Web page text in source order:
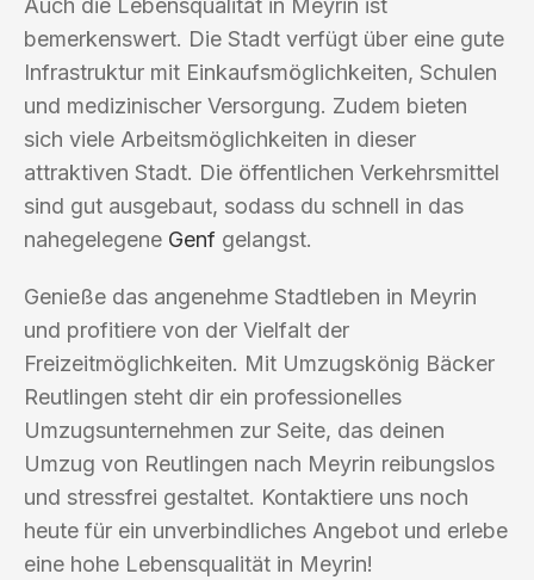
Auch die Lebensqualität in Meyrin ist
bemerkenswert. Die Stadt verfügt über eine gute
Infrastruktur mit Einkaufsmöglichkeiten, Schulen
und medizinischer Versorgung. Zudem bieten
sich viele Arbeitsmöglichkeiten in dieser
attraktiven Stadt. Die öffentlichen Verkehrsmittel
sind gut ausgebaut, sodass du schnell in das
nahegelegene Genf gelangst.
Genieße das angenehme Stadtleben in Meyrin
und profitiere von der Vielfalt der
Freizeitmöglichkeiten. Mit Umzugskönig Bäcker
Reutlingen steht dir ein professionelles
Umzugsunternehmen zur Seite, das deinen
Umzug von Reutlingen nach Meyrin reibungslos
und stressfrei gestaltet. Kontaktiere uns noch
heute für ein unverbindliches Angebot und erlebe
eine hohe Lebensqualität in Meyrin!